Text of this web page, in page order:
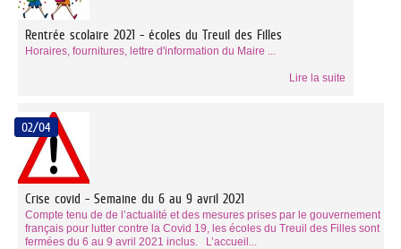
Rentrée scolaire 2021 - écoles du Treuil des Filles
Horaires, fournitures, lettre d'information du Maire ...
Lire la suite
02/04
Crise covid - Semaine du 6 au 9 avril 2021
Compte tenu de de l’actualité et des mesures prises par le gouvernement
français pour lutter contre la Covid 19, les écoles du Treuil des Filles sont
fermées du 6 au 9 avril 2021 inclus. L’accueil...